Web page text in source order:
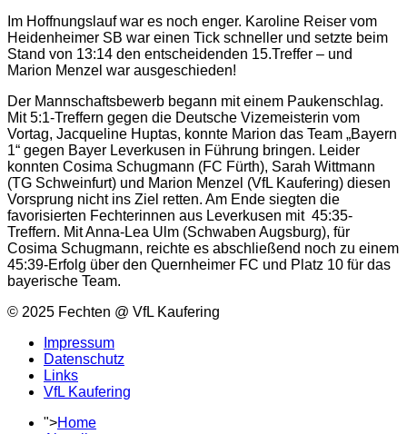
Im Hoffnungslauf war es noch enger. Karoline Reiser vom
Heidenheimer SB war einen Tick schneller und setzte beim
Stand von 13:14 den entscheidenden 15.Treffer – und
Marion Menzel war ausgeschieden!
Der Mannschaftsbewerb begann mit einem Paukenschlag.
Mit 5:1-Treffern gegen die Deutsche Vizemeisterin vom
Vortag, Jacqueline Huptas, konnte Marion das Team „Bayern
1“ gegen Bayer Leverkusen in Führung bringen. Leider
konnten Cosima Schugmann (FC Fürth), Sarah Wittmann
(TG Schweinfurt) und Marion Menzel (VfL Kaufering) diesen
Vorsprung nicht ins Ziel retten. Am Ende siegten die
favorisierten Fechterinnen aus Leverkusen mit 45:35-
Treffern. Mit Anna-Lea Ulm (Schwaben Augsburg), für
Cosima Schugmann, reichte es abschließend noch zu einem
45:39-Erfolg über den Quernheimer FC und Platz 10 für das
bayerische Team.
© 2025 Fechten @ VfL Kaufering
Impressum
Datenschutz
Links
VfL Kaufering
">Home